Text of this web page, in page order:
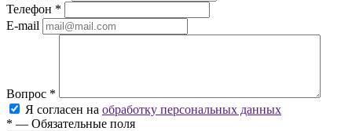
Телефон *
E-mail
Вопрос *
Я согласен на обработку персональных данных
* — Обязательные поля